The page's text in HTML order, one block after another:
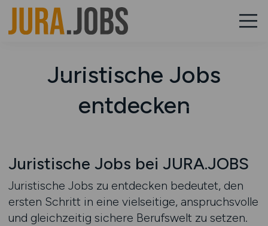
Juristische Jobs
entdecken
Juristische Jobs bei JURA.JOBS
Juristische Jobs zu entdecken bedeutet, den
ersten Schritt in eine vielseitige, anspruchsvolle
und gleichzeitig sichere Berufswelt zu setzen.